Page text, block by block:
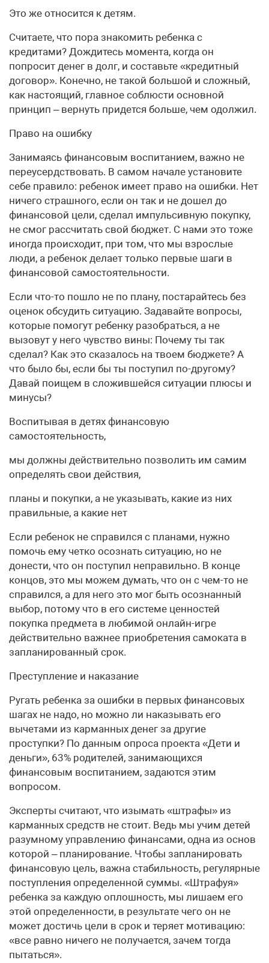
Это же относится к детям.
Считаете, что пора знакомить ребенка с
кредитами? Дождитесь момента, когда он
попросит денег в долг, и составьте «кредитный
договор». Конечно, не такой большой и сложный,
как настоящий, главное соблюсти основной
принцип – вернуть придется больше, чем одолжил.
Право на ошибку
Занимаясь финансовым воспитанием, важно не
переусердствовать. В самом начале установите
себе правило: ребенок имеет право на ошибки. Нет
ничего страшного, если он так и не дошел до
финансовой цели, сделал импульсивную покупку,
не смог рассчитать свой бюджет. С нами это тоже
иногда происходит, при том, что мы взрослые
люди, а ребенок делает только первые шаги в
финансовой самостоятельности.
Если что-то пошло не по плану, постарайтесь без
оценок обсудить ситуацию. Задавайте вопросы,
которые помогут ребенку разобраться, а не
вызовут у него чувство вины: Почему ты так
сделал? Как это сказалось на твоем бюджете? А
что было бы, если бы ты поступил по-другому?
Давай поищем в сложившейся ситуации плюсы и
минусы?
Воспитывая в детях финансовую
самостоятельность,
мы должны действительно позволить им самим
определять свои действия,
планы и покупки, а не указывать, какие из них
правильные, а какие нет
Если ребенок не справился с планами, нужно
помочь ему четко осознать ситуацию, но не
донести, что он поступил неправильно. В конце
концов, это мы можем думать, что он с чем-то не
справился, а для него это мог быть осознанный
выбор, потому что в его системе ценностей
покупка предмета в любимой онлайн-игре
действительно важнее приобретения самоката в
запланированный срок.
Преступление и наказание
Ругать ребенка за ошибки в первых финансовых
шагах не надо, но можно ли наказывать его
вычетами из карманных денег за другие
проступки? По данным опроса проекта «Дети и
деньги», 63% родителей, занимающихся
финансовым воспитанием, задаются этим
вопросом.
Эксперты считают, что изымать «штрафы» из
карманных средств не стоит. Ведь мы учим детей
разумному управлению финансами, одна из основ
которой – планирование. Чтобы запланировать
финансовую цель, важна стабильность, регулярные
поступления определенной суммы. «Штрафуя»
ребенка за каждую оплошность, мы лишаем его
этой определенности, в результате чего он не
может достичь цели в срок и теряет мотивацию:
«все равно ничего не получается, зачем тогда
пытаться».